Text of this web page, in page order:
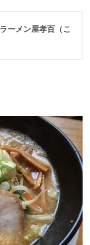
ーメン屋孝百（こ